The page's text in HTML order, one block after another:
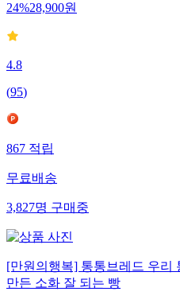
24%28,900원
4.8
(95)
867 적립
무료배송
3,827명 구매중
[만원의행복] 통통브레드 우리
만든 소화 잘 되는 빵